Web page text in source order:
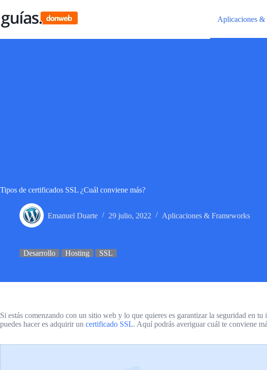
contenido
Aplicaciones &
Tipos de certificados SSL ¿Cuál conviene más?
Emanuel Duarte 29 julio, 2022 Aplicaciones & Frameworks
Desarrollo Hosting SSL
Si estás comenzando con un sitio web y lo que quieres es garantizar la seguridad en
puedes hacer es adquirir un certificado SSL. Aquí podrás averiguar cuál te conviene